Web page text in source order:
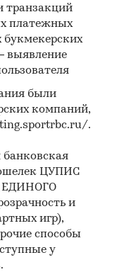
транзакций
платежных
букмекерских
выявление
были
компаний,
.
ЦУПИС
ЕДИНОГО
и
игр),
способы
у